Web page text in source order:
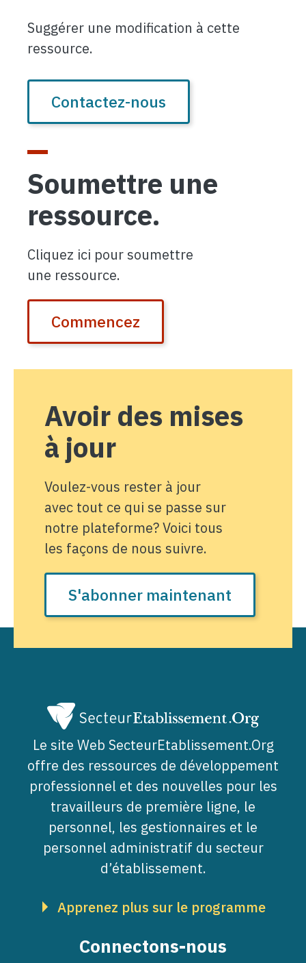
Suggérer une modification à cette
ressource.
Contactez-nous
Soumettre une
ressource.
Cliquez ici pour soumettre
une ressource.
Commencez
Avoir des mises
à jour
Voulez-vous rester à jour
avec tout ce qui se passe sur
notre plateforme? Voici tous
les façons de nous suivre.
S'abonner maintenant
Le site Web SecteurEtablissement.Org
offre des ressources de développement
professionnel et des nouvelles pour les
travailleurs de première ligne, le
personnel, les gestionnaires et le
personnel administratif du secteur
d’établissement.
Apprenez plus sur le programme
Connectons-nous